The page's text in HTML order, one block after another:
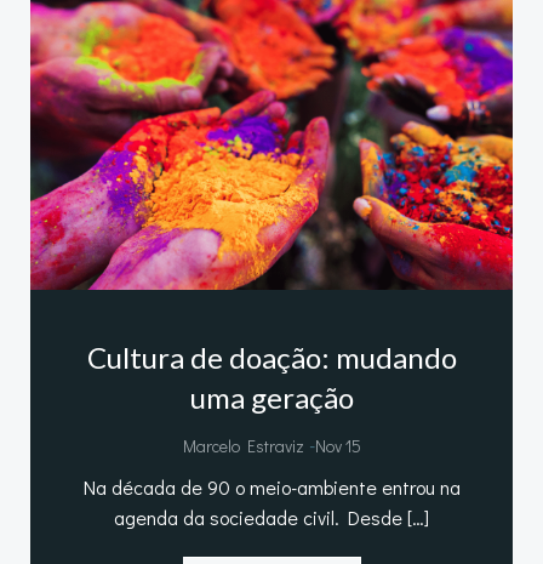
Cultura de doação: mudando
uma geração
Marcelo Estraviz -Nov 15
Na década de 90 o meio-ambiente entrou na
agenda da sociedade civil. Desde […]